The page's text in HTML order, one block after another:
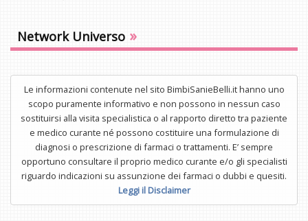
Network Universo »
Le informazioni contenute nel sito BimbiSanieBelli.it hanno uno
scopo puramente informativo e non possono in nessun caso
sostituirsi alla visita specialistica o al rapporto diretto tra paziente
e medico curante né possono costituire una formulazione di
diagnosi o prescrizione di farmaci o trattamenti. E’ sempre
opportuno consultare il proprio medico curante e/o gli specialisti
riguardo indicazioni su assunzione dei farmaci o dubbi e quesiti.
Leggi il Disclaimer